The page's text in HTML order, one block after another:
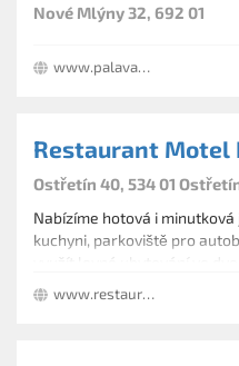
Nové Mlýny 32, 692 01
www.palava-ubytovani.com
Restaurant Motel
Ostřetín 40, 534 01
Nabízíme hotová i
kuchyni, parkoviště pro
využít levné ubytování ve
Motorest pojme až 70
dispozici i zahrádka, dále
www.restauranthanamotel.cz/